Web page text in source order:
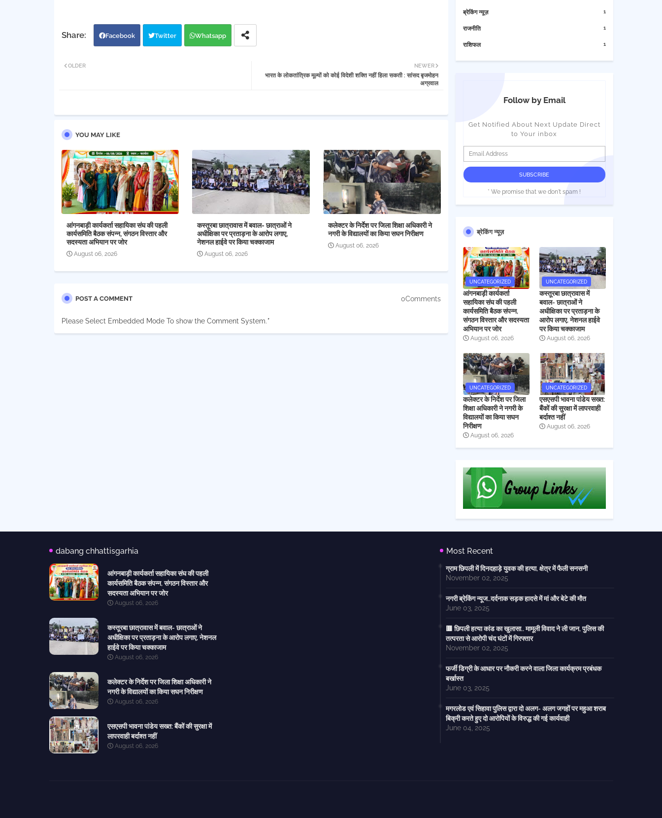
Facebook Twitter Whatsapp
NEWER
भारत के लोकतांत्रिक मूल्यों को कोई विदेशी शक्ति नहीं हिला सकती : सांसद बृजमोहन
अग्रवाल
OLDER
YOU MAY LIKE
आंगनबाड़ी कार्यकर्ता सहायिका संघ की पहली
कार्यसमिति बैठक संपन्न, संगठन विस्तार और
सदस्यता अभियान पर जोर
August 06, 2026
कस्तूरबा छात्रावास में बवाल- छात्राओं ने
अधीक्षिका पर प्रताड़ना के आरोप लगाए,
नेशनल हाईवे पर किया चक्काजाम
August 06, 2026
कलेक्टर के निर्देश पर जिला शिक्षा अधिकारी ने
नगरी के विद्यालयों का किया सघन निरीक्षण
August 06, 2026
POST A COMMENT 0Comments
Please Select Embedded Mode To show the Comment System.*
ब्रेकिंग न्यूज़ 1
राजनीति 1
राशिफल 1
Follow by Email
Get Notified About Next Update Direct
to Your inbox
* We promise that we don't spam !
ब्रेकिंग न्यूज़
UNCATEGORIZED
आंगनबाड़ी कार्यकर्ता
सहायिका संघ की पहली
कार्यसमिति बैठक संपन्न,
संगठन विस्तार और सदस्यता
अभियान पर जोर
August 06, 2026
UNCATEGORIZED
कस्तूरबा छात्रावास में
बवाल- छात्राओं ने
अधीक्षिका पर प्रताड़ना के
आरोप लगाए, नेशनल हाईवे
पर किया चक्काजाम
August 06, 2026
UNCATEGORIZED
कलेक्टर के निर्देश पर जिला
शिक्षा अधिकारी ने नगरी के
विद्यालयों का किया सघन
निरीक्षण
August 06, 2026
UNCATEGORIZED
एसएसपी भावना पांडेय सख्त:
बैंकों की सुरक्षा में लापरवाही
बर्दाश्त नहीं
August 06, 2026
dabang chhattisgarhia
आंगनबाड़ी कार्यकर्ता सहायिका संघ की पहली
कार्यसमिति बैठक संपन्न, संगठन विस्तार और
सदस्यता अभियान पर जोर
August 06, 2026
कस्तूरबा छात्रावास में बवाल- छात्राओं ने
अधीक्षिका पर प्रताड़ना के आरोप लगाए, नेशनल
हाईवे पर किया चक्काजाम
August 06, 2026
कलेक्टर के निर्देश पर जिला शिक्षा अधिकारी ने
नगरी के विद्यालयों का किया सघन निरीक्षण
August 06, 2026
एसएसपी भावना पांडेय सख्त: बैंकों की सुरक्षा में
लापरवाही बर्दाश्त नहीं
August 06, 2026
Most Recent
ग्राम छिपली में दिनदहाड़े युवक की हत्या, क्षेत्र में फैली सनसनी
November 02, 2025
नगरी ब्रेकिंग न्यूज..दर्दनाक सड़क हादसे में मां और बेटे की मौत
June 03, 2025
🟥 छिपली हत्या कांड का खुलासा.. मामूली विवाद ने ली जान, पुलिस की
तत्परता से आरोपी चंद घंटों में गिरफ्तार
November 02, 2025
फर्जी डिग्री के आधार पर नौकरी करने वाला जिला कार्यक्रम प्रबंधक
बर्खास्त
June 03, 2025
मगरलोड एवं सिहावा पुलिस द्वारा दो अलग- अलग जगहों पर महुआ शराब
बिक्री करते हुए दो आरोपियों के विरुद्ध की गई कार्यवाही
June 04, 2025